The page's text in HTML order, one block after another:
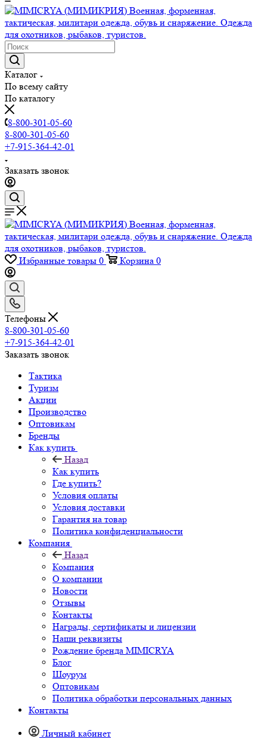
Каталог
По всему сайту
По каталогу
8-800-301-05-60
8-800-301-05-60
+7-915-364-42-01
Заказать звонок
Избранные товары 0 Корзина 0
Телефоны
8-800-301-05-60
+7-915-364-42-01
Заказать звонок
Тактика
Туризм
Акции
Производство
Оптовикам
Бренды
Как купить
Назад
Как купить
Где купить?
Условия оплаты
Условия доставки
Гарантия на товар
Политика конфиденциальности
Компания
Назад
Компания
О компании
Новости
Отзывы
Контакты
Награды, сертификаты и лицензии
Наши реквизиты
Рождение бренда MIMICRYA
Блог
Шоурум
Оптовикам
Политика обработки персональных данных
Контакты
Личный кабинет